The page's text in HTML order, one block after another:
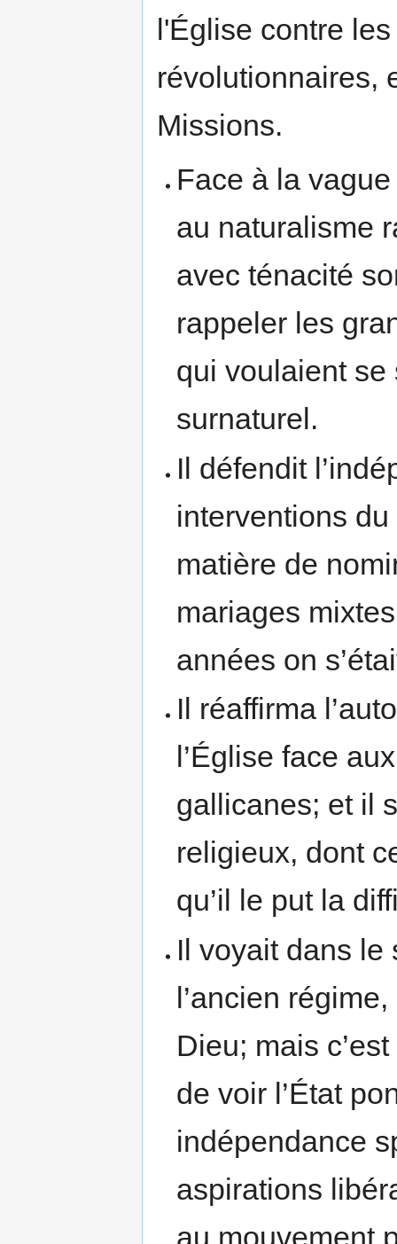
l'Église contre
révolutionnaires,
Missions.
Face à la
au naturalisme
avec ténacité
rappeler les
qui voulaient
surnaturel.
Il défendit
interventions
matière de
mariages
années on
Il réaffirma
l’Église face
gallicanes; et il
religieux, dont
qu’il le put la
Il voyait dans le
l’ancien
Dieu; mais
de voir l’État
indépendance
aspirations
au mouvement